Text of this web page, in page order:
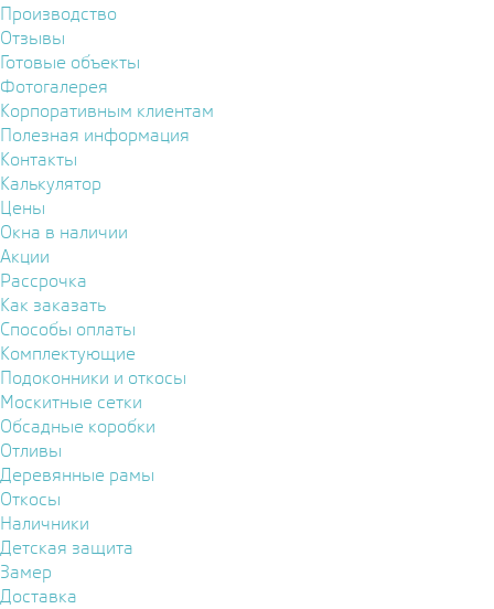
Производство
Отзывы
Готовые объекты
Фотогалерея
Корпоративным клиентам
Полезная информация
Контакты
Калькулятор
Цены
Окна в наличии
Акции
Рассрочка
Как заказать
Способы оплаты
Комплектующие
Подоконники и откосы
Москитные сетки
Обсадные коробки
Отливы
Деревянные рамы
Откосы
Наличники
Детская защита
Замер
Доставка